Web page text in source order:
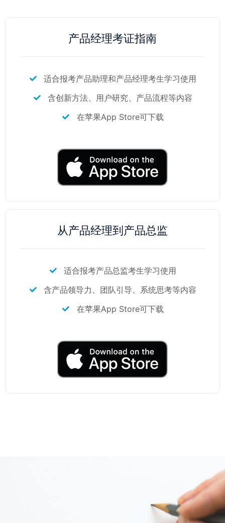
产品经理考证指南
适合报考产品助理和产品经理考生学习使用
含创新方法、用户研究、产品流程等内容
在苹果App Store可下载
从产品经理到产品总监
适合报考产品总监考生学习使用
含产品领导力、团队引导、系统思考等内容
在苹果App Store可下载